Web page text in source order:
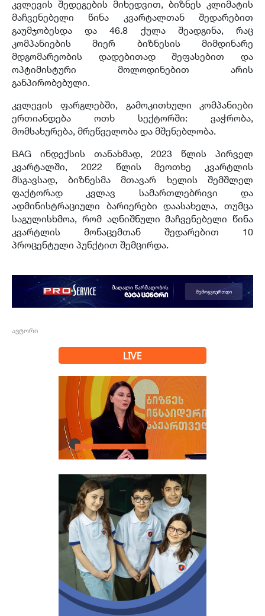
კვლევის შედეგების მიხედვით, ბიზნეს კლიმატის
მაჩვენებელი წინა კვარტალთან შედარებით
გაუმჯობესდა და 46.8 ქულა შეადგინა, რაც
კომპანიების მიერ ბიზნესის მიმდინარე
მდგომარეობის დადებითად შეფასებით და
ოპტიმისტური მოლოდინებით არის
განპირობებული.
კვლევის ფარგლებში, გამოკითხული კომპანიები
ერთიანდება ოთხ სექტორში: ვაჭრობა,
მომსახურება, მრეწველობა და მშენებლობა.
BAG ინდექსის თანახმად, 2023 წლის პირველ
კვარტალში, 2022 წლის მეოთხე კვარტლის
მსგავსად, ბიზნესმა მთავარ ხელის შემშლელ
ფაქტორად კვლავ სამართლებრივი და
ადმინისტრაციული ბარიერები დაასახელა, თუმცა
საგულისხმოა, რომ აღნიშნული მაჩვენებელი წინა
კვარტლის მონაცემთან შედარებით 10
პროცენტული პუნქტით შემცირდა.
ავტორი
LIVE